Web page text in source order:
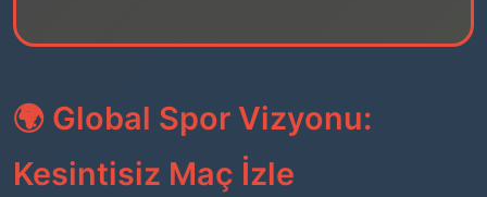
🌍 Global Spor Vizyonu:
Kesintisiz Maç İzle